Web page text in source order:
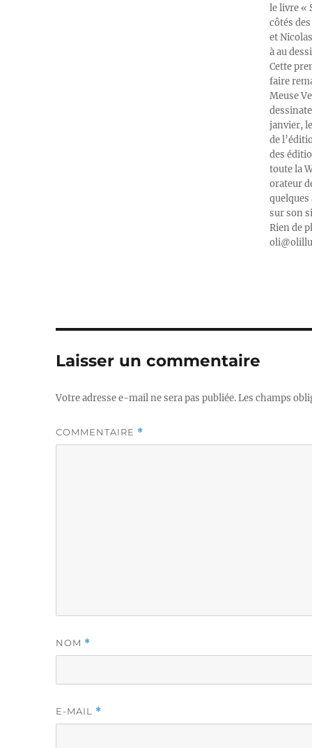
le livre «
côtés
et
à au
Cette
faire
Meuse
janvier,
de
des
toute la
orateur
sur son
Rien de
Laisser un commentaire
Votre adresse e-mail ne sera pas publiée.Les champs
COMMENTAIRE *
NOM *
E-MAIL *